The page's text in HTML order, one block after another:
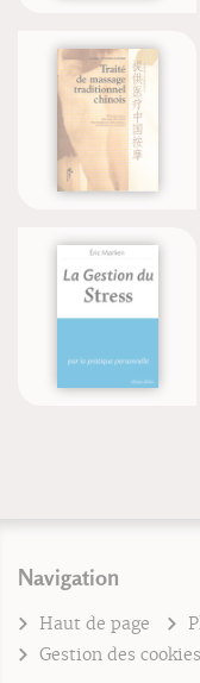
Navigation
Haut de page
Gestion des cookies